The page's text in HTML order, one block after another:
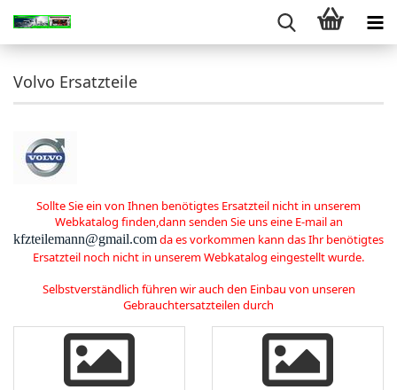
Volvo Ersatzteile
Sollte Sie ein von Ihnen benötigtes Ersatzteil nicht in unserem
Webkatalog finden,dann senden Sie uns eine E-mail an
kfzteilemann@gmail.comda es vorkommen kann das Ihr benötigtes
Ersatzteil noch nicht in unserem Webkatalog eingestellt wurde.
Selbstverständlich führen wir auch den Einbau von unseren
Gebrauchtersatzteilen durch